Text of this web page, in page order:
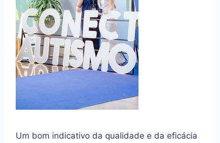
Um bom indicativo da qualidade e da eficácia